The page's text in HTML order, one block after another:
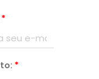
*
*